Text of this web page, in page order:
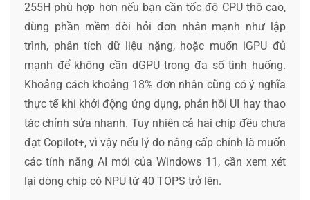
255H phù hợp hơn nếu bạn cần tốc độ CPU thô cao,
dùng phần mềm đòi hỏi đơn nhân mạnh như lập
trình, phân tích dữ liệu nặng, hoặc muốn iGPU đủ
mạnh để không cần dGPU trong đa số tình huống.
Khoảng cách khoảng 18% đơn nhân cũng có ý nghĩa
thực tế khi khởi động ứng dụng, phản hồi UI hay thao
tác chỉnh sửa nhanh. Tuy nhiên cả hai chip đều chưa
đạt Copilot+, vì vậy nếu lý do nâng cấp chính là muốn
các tính năng AI mới của Windows 11, cần xem xét
lại dòng chip có NPU từ 40 TOPS trở lên.